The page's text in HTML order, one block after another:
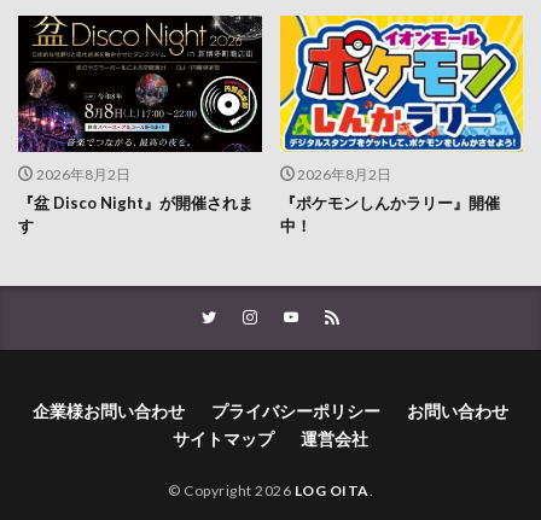
2026年8月2日
『盆 Disco Night』が開催されま
す
2026年8月2日
『ポケモンしんかラリー』開催
中！
企業様お問い合わせ プライバシーポリシー
お問い合わせ
サイトマップ
運営会社
© Copyright 2026 LOG OITA